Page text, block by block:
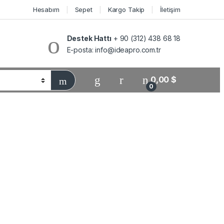
Hesabım Sepet Kargo Takip İletişim
Destek Hattı + 90 (312) 438 68 18
E-posta:info@ideapro.com.tr
0
0,00$